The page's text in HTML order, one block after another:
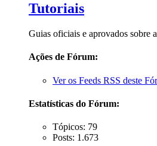
Tutoriais
Guias oficiais e aprovados sobre
Ações de Fórum:
Ver os Feeds RSS deste
Estatísticas do Fórum:
Tópicos: 79
Posts: 1.673